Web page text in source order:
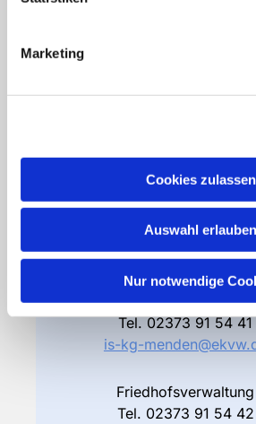
Marketing
Cookies zulassen
Auswahl erlauben
Nur notwendige
58706 Menden
Öffnungszeiten
Di – Fr 10.00 – 12.30
Do 15.00 – 17.00 Uhr
und nach
Gemeindebüro
Tel.02373 91 54 41
is-kg-
Friedhofsverwaltung
Tel. 02373 91 54 42